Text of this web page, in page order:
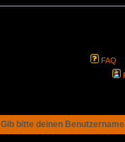
FAQ
Gib bitte deinen